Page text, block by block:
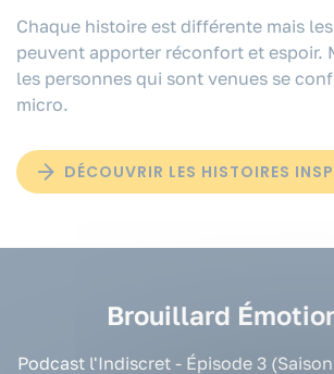
Chaque histoire est différente mais
peuvent apporter réconfort et espoir.
les personnes qui sont venues se
micro.
DÉCOUVRIR LES HISTOIRES
Brouillard
Podcast l'Indiscret - Épisode 3